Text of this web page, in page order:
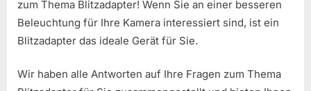
zum Thema Blitzadapter! Wenn Sie an einer besseren
Beleuchtung für Ihre Kamera interessiert sind, ist ein
Blitzadapter das ideale Gerät für Sie.
Wir haben alle Antworten auf Ihre Fragen zum Thema